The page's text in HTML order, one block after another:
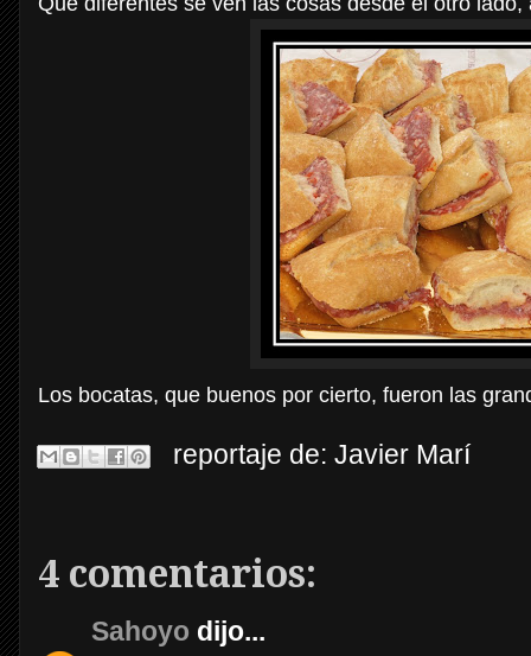
Los bocatas, que buenos por cierto, fueron las
reportaje de: Javier Marí
4 comentarios:
Sahoyo dijo...